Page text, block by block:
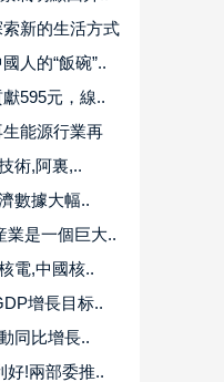
新的生活方式
人的“飯碗”..
595元，線..
能源行業再
術,阿裏,..
數據大幅..
業是一個巨大..
電,中國核..
增長目标..
同比增長..
好!兩部委推..